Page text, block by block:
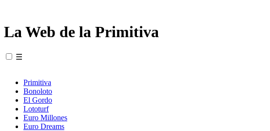
La Web de la Primitiva
☰
Primitiva
Bonoloto
El Gordo
Lototurf
Euro Millones
Euro Dreams